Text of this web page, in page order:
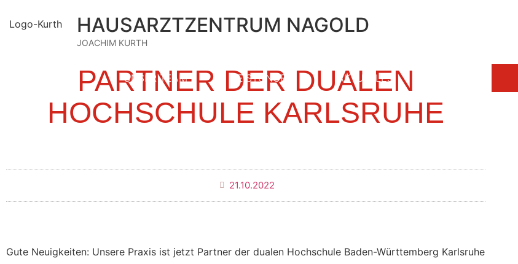
HAUSARZTZENTRUM NAGOLD
JOACHIM KURTH
UNSER TEAM LEISTUNGEN AKTUELLES
PARTNER DER DUALEN
HOCHSCHULE KARLSRUHE
21.10.2022
Gute Neuigkeiten: Unsere Praxis ist jetzt Partner der dualen Hochschule Baden-Württemberg Karlsruhe